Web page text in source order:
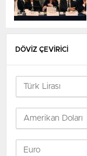
DÖVİZ ÇEVİRİCİ